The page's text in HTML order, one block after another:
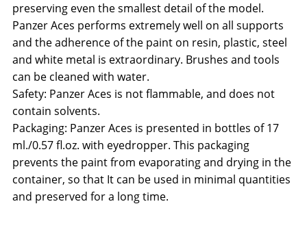
preserving even the smallest detail of the model.
Panzer Aces performs extremely well on all supports
and the adherence of the paint on resin, plastic, steel
and white metal is extraordinary. Brushes and tools
can be cleaned with water.
Safety: Panzer Aces is not flammable, and does not
contain solvents.
Packaging: Panzer Aces is presented in bottles of 17
ml./0.57 fl.oz. with eyedropper. This packaging
prevents the paint from evaporating and drying in the
container, so that It can be used in minimal quantities
and preserved for a long time.